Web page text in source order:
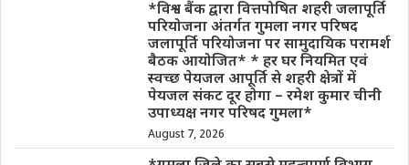
*विश्व बैंक द्वारा वित्तपोषित शहरी जलापूर्ति
परियोजना अंतर्गत गुमला नगर परिषद
जलापूर्ति परियोजना पर सामुदायिक परामर्श
बैठक आयोजित* * हर घर नियमित एवं
स्वच्छ पेयजल आपूर्ति से शहरी क्षेत्रों में
पेयजल संकट दूर होगा – रमेश कुमार चीनी
उपाध्यक्ष नगर परिषद गुमला*
August 7, 2026